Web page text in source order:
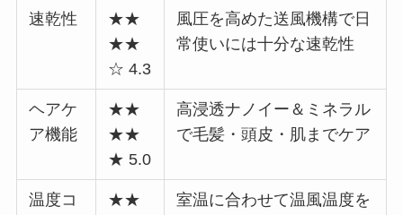
速乾性
★★
★★
☆ 4.3
風圧を高めた送風機構で日
常使いには十分な速乾性
ヘアケ
ア機能
★★
★★
★ 5.0
高浸透ナノイー＆ミネラル
で毛髪・頭皮・肌までケア
温度コ
★★
室温に合わせて温風温度を